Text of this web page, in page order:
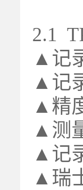
2.1
▲记
▲记
▲精
▲测
▲记
▲瑞